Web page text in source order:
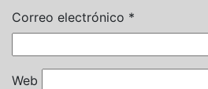
Correo electrónico *
Web